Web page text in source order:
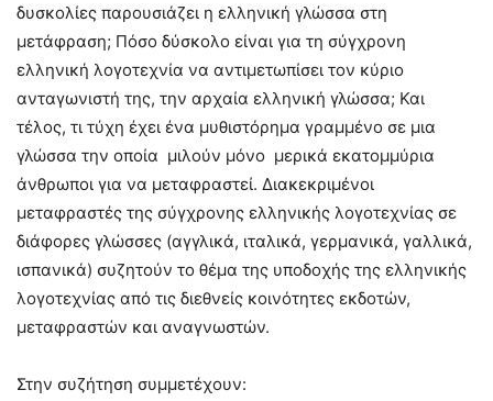
δυσκολίες παρουσιάζει η ελληνική γλώσσα στη
μετάφραση; Πόσο δύσκολο είναι για τη σύγχρονη
ελληνική λογοτεχνία να αντιμετωπίσει τον κύριο
ανταγωνιστή της, την αρχαία ελληνική γλώσσα; Και
τέλος, τι τύχη έχει ένα μυθιστόρημα γραμμένο σε μια
γλώσσα την οποία μιλούν μόνο μερικά εκατομμύρια
άνθρωποι για να μεταφραστεί. Διακεκριμένοι
μεταφραστές της σύγχρονης ελληνικής λογοτεχνίας σε
διάφορες γλώσσες (αγγλικά, ιταλικά, γερμανικά, γαλλικά,
ισπανικά) συζητούν το θέμα της υποδοχής της ελληνικής
λογοτεχνίας από τις διεθνείς κοινότητες εκδοτών,
μεταφραστών και αναγνωστών.
Στην συζήτηση συμμετέχουν: